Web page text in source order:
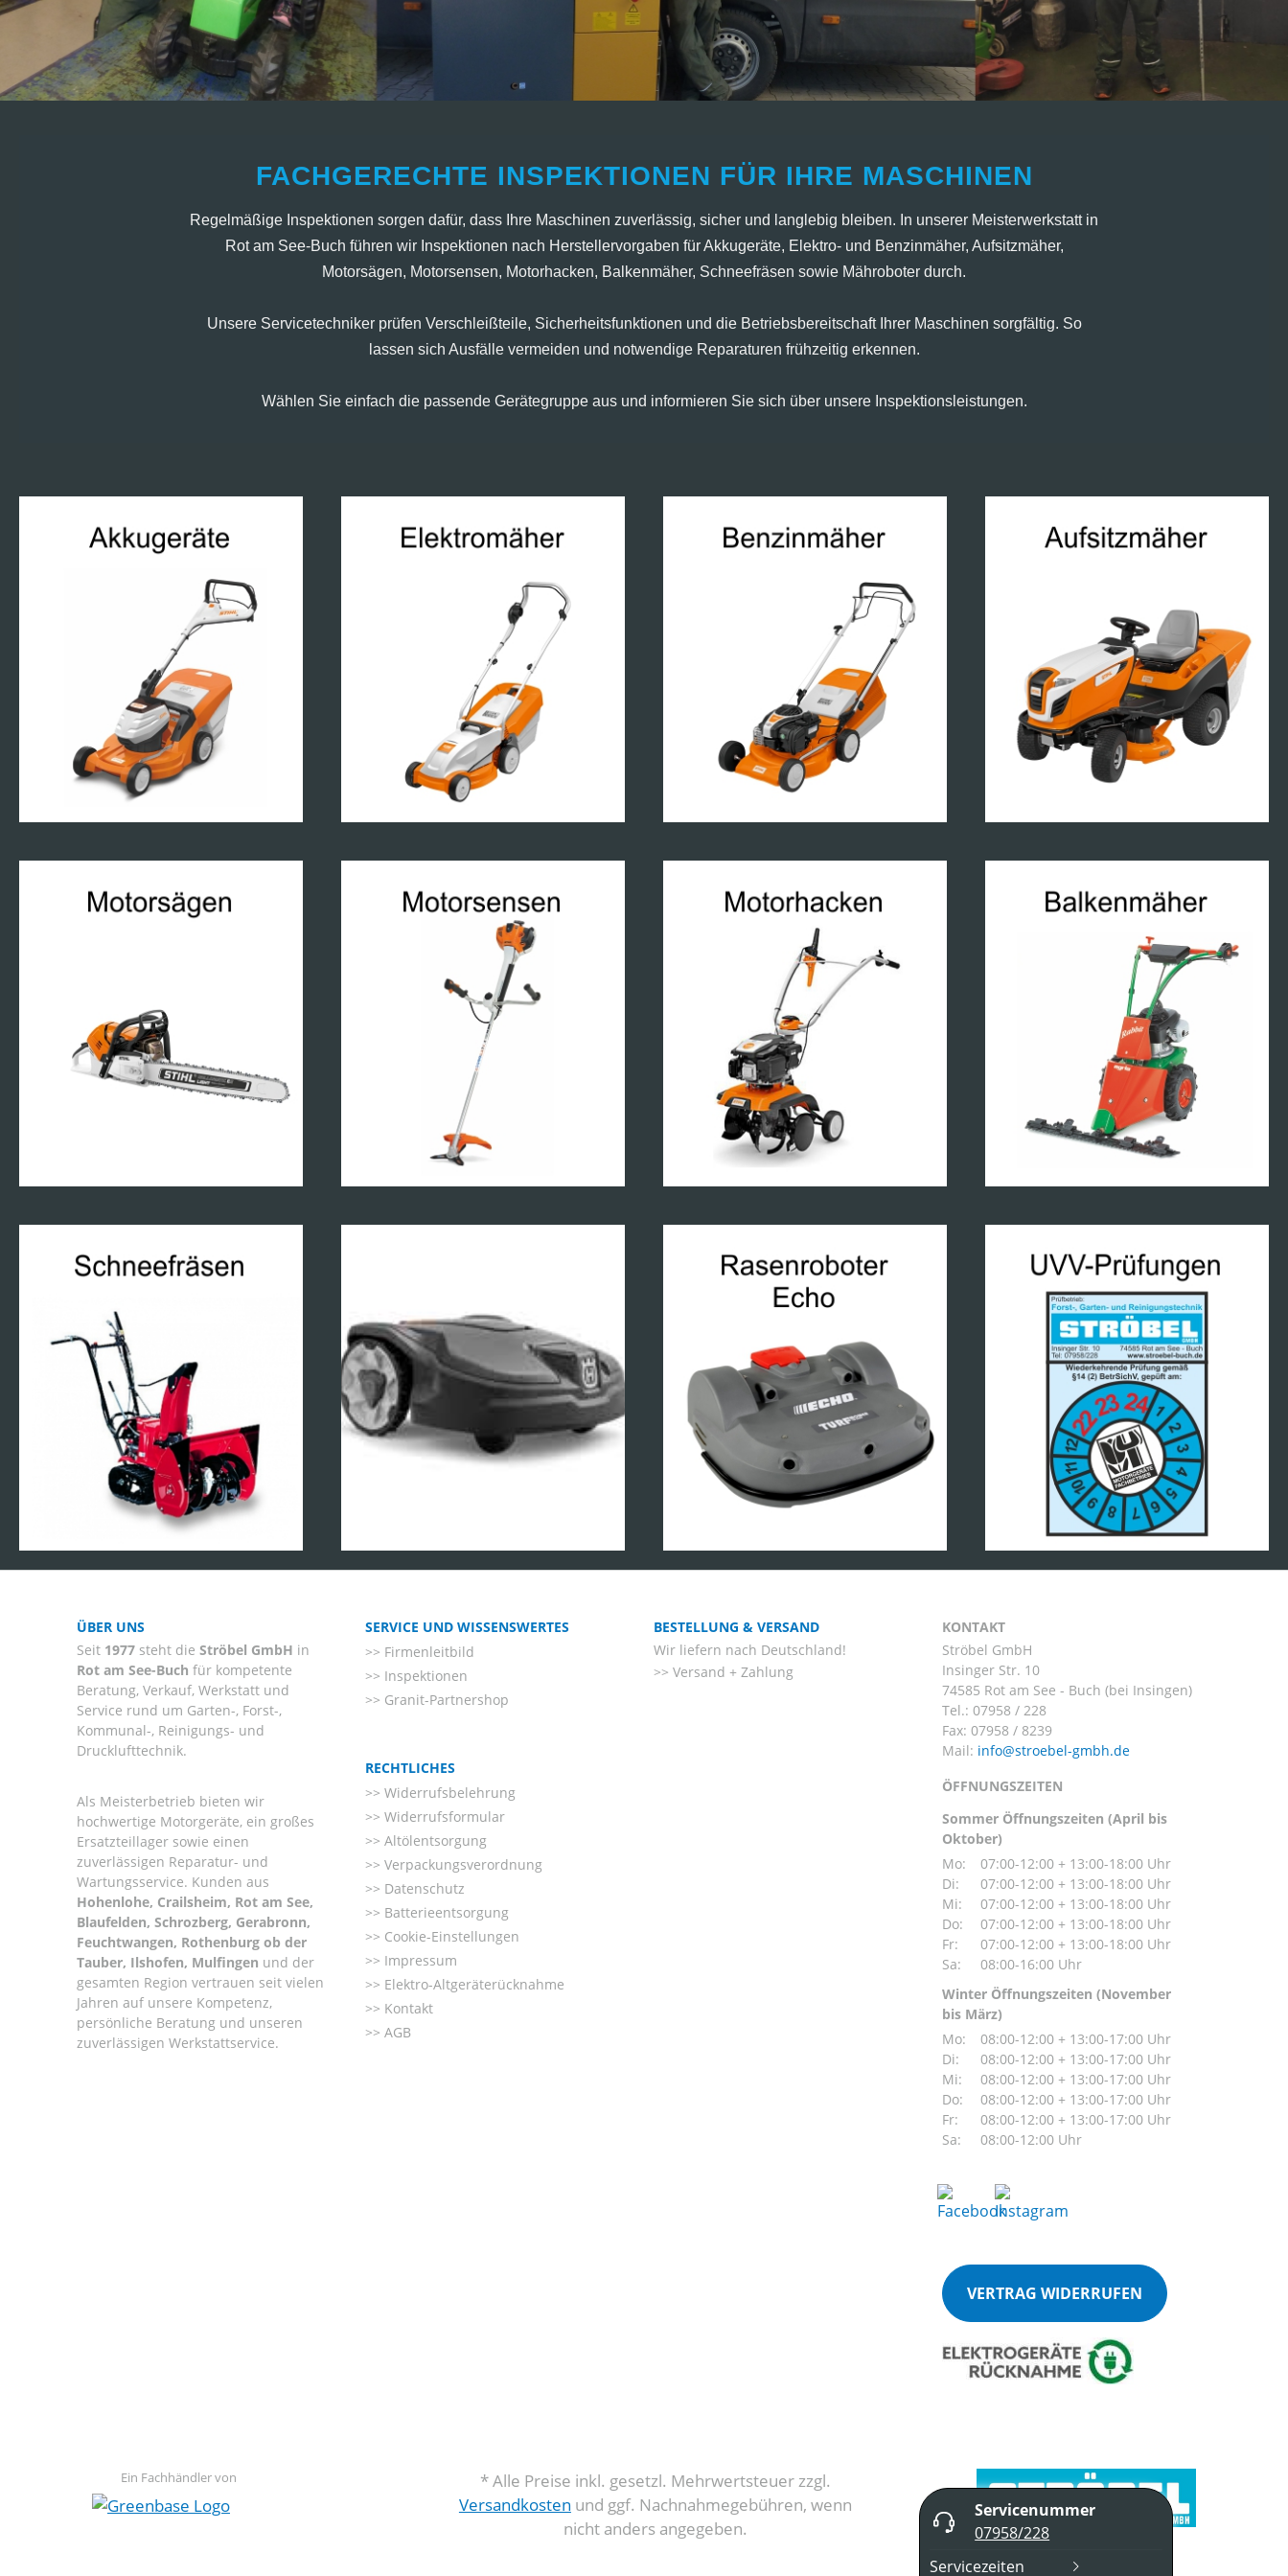
FACHGERECHTE INSPEKTIONEN FÜR IHRE MASCHINEN
Regelmäßige Inspektionen sorgen dafür, dass Ihre Maschinen zuverlässig, sicher und langlebig bleiben. In unserer Meisterwerkstatt in
Rot am See-Buch führen wir Inspektionen nach Herstellervorgaben für Akkugeräte, Elektro- und Benzinmäher, Aufsitzmäher,
Motorsägen, Motorsensen, Motorhacken, Balkenmäher, Schneefräsen sowie Mähroboter durch.
Unsere Servicetechniker prüfen Verschleißteile, Sicherheitsfunktionen und die Betriebsbereitschaft Ihrer Maschinen sorgfältig. So
lassen sich Ausfälle vermeiden und notwendige Reparaturen frühzeitig erkennen.
Wählen Sie einfach die passende Gerätegruppe aus und informieren Sie sich über unsere Inspektionsleistungen.
ÜBER UNS
Seit 1977 steht die Ströbel GmbH in
Rot am See-Buch für kompetente
Beratung, Verkauf, Werkstatt und
Service rund um Garten-, Forst-,
Kommunal-, Reinigungs- und
Drucklufttechnik.
Als Meisterbetrieb bieten wir
hochwertige Motorgeräte, ein großes
Ersatzteillager sowie einen
zuverlässigen Reparatur- und
Wartungsservice. Kunden aus
Hohenlohe, Crailsheim, Rot am See,
Blaufelden, Schrozberg, Gerabronn,
Feuchtwangen, Rothenburg ob der
Tauber, Ilshofen, Mulfingen und der
gesamten Region vertrauen seit vielen
Jahren auf unsere Kompetenz,
persönliche Beratung und unseren
zuverlässigen Werkstattservice.
SERVICE UND WISSENSWERTES
Firmenleitbild
Inspektionen
Granit-Partnershop
RECHTLICHES
Widerrufsbelehrung
Widerrufsformular
Altölentsorgung
Verpackungsverordnung
Datenschutz
Batterieentsorgung
Cookie-Einstellungen
Impressum
Elektro-Altgeräterücknahme
Kontakt
AGB
BESTELLUNG & VERSAND
Wir liefern nach Deutschland!
Versand + Zahlung
KONTAKT
Ströbel GmbH
Insinger Str. 10
74585 Rot am See - Buch (bei Insingen)
Tel.: 07958 / 228
Fax: 07958 / 8239
Mail:
ÖFFNUNGSZEITEN
Sommer Öffnungszeiten (April bis
Oktober)
Mo:
07:00-12:00 + 13:00-18:00 Uhr
Di:
07:00-12:00 + 13:00-18:00 Uhr
Mi:
07:00-12:00 + 13:00-18:00 Uhr
Do:
07:00-12:00 + 13:00-18:00 Uhr
Fr:
07:00-12:00 + 13:00-18:00 Uhr
Sa:
08:00-16:00 Uhr
Winter Öffnungszeiten (November
bis März)
Mo:
08:00-12:00 + 13:00-17:00 Uhr
Di:
08:00-12:00 + 13:00-17:00 Uhr
Mi:
08:00-12:00 + 13:00-17:00 Uhr
Do:
08:00-12:00 + 13:00-17:00 Uhr
Fr:
08:00-12:00 + 13:00-17:00 Uhr
Sa:
08:00-12:00 Uhr
VERTRAG WIDERRUFEN
Ein Fachhändler von
* Alle Preise inkl. gesetzl. Mehrwertsteuer zzgl.
Versandkosten und ggf. Nachnahmegebühren, wenn
nicht anders angegeben.
Servicenummer
07958/228
Servicezeiten